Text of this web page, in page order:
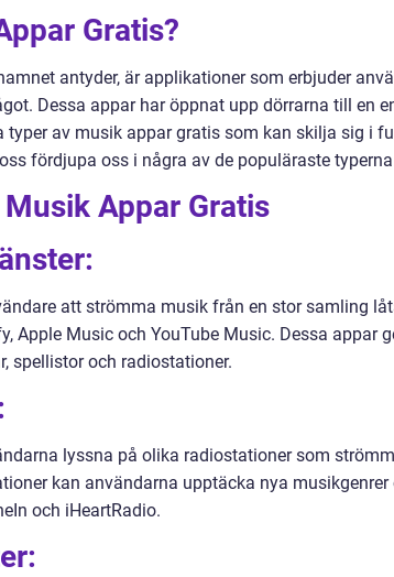
Gratis?
antyder, är applikationer som erbjuder
Dessa appar har öppnat upp dörrarna till en
typer av musik appar gratis som kan skilja sig i
fördjupa oss i några av de populäraste
Appar Gratis
att strömma musik från en stor samling
Apple Music och YouTube Music. Dessa appar
spellistor och radiostationer.
lyssna på olika radiostationer som
kan användarna upptäcka nya musikgenrer
och iHeartRadio.